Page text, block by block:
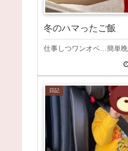
冬のハマったご飯
仕事しつワンオペ…簡単
日記